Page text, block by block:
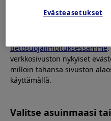
käyttökokemuksesi
voimme räätälöidä
mielenkiintosi kohteiden
tietosuojailmoituksessamme
verkkosivuston nykyiset
milloin tahansa sivuston
käyttämällä.
Valitse asuinmaasi
Evästeasetukset